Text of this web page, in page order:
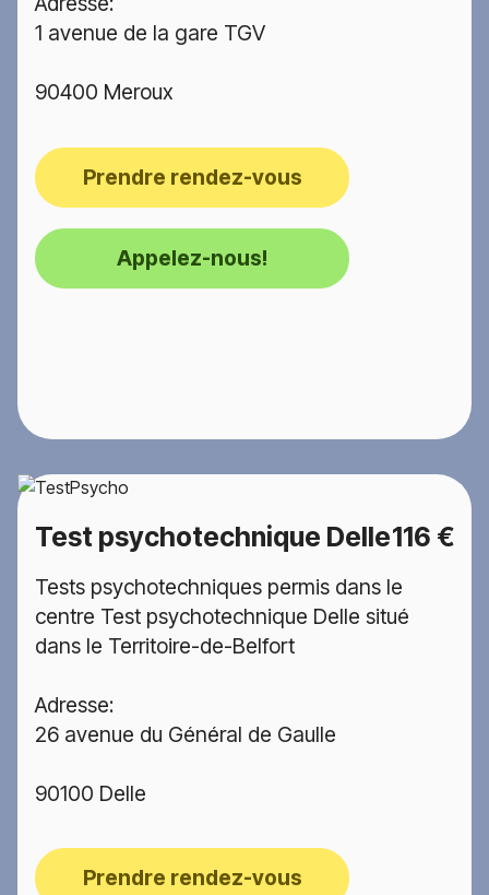
1 avenue de la gare TGV
90400 Meroux
Prendre rendez-vous
Appelez-nous!
Test psychotechnique Delle116 €
Tests psychotechniques permis dans le
centre Test psychotechnique Delle situé
dans le Territoire-de-Belfort
Adresse:
26 avenue du Général de Gaulle
90100 Delle
Prendre rendez-vous